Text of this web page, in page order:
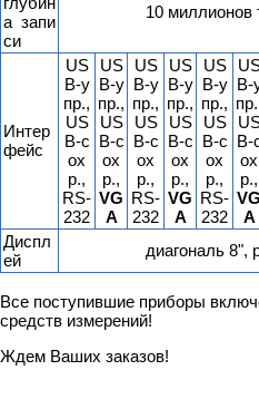
а запи
си
10 миллионов
Интер
фейс
US
B-у
пр.,
US
B-с
ох
р.,
RS-
232
US
B-у
пр.,
US
B-с
ох
р.,
VG
A
US
B-у
пр.,
US
B-с
ох
р.,
RS-
232
US
B-у
пр.,
US
B-с
ох
р.,
VG
A
US
B-у
пр.,
US
B-с
ох
р.,
RS-
232
B-
B-
ох
р.,
VG
A
Диспл
ей
диагональ 8",
Все поступившие приборы
средств измерений!
Ждем Ваших заказов!